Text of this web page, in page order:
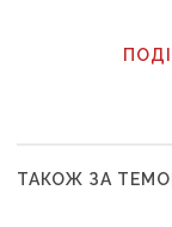
ТАКОЖ ЗА